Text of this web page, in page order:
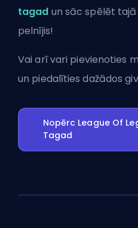
tagad un sāc spēlēt
pelnījis!
Vai arī vari pievienoties
un piedalīties dažādos
Nopērc League Of
Tagad